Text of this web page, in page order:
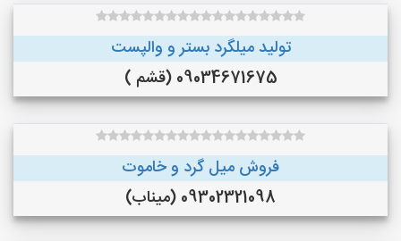
تولید میلگرد بستر و والپست
09034671675 (قشم )
فروش میل گرد و خاموت
09302321098 (میناب)